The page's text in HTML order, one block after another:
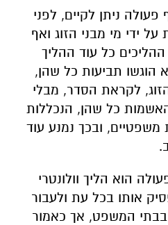
פעולה ניתן לקיים, לפני
ידי מי מבני הזוג ואף
כל עוד ההליך
הוגשו תביעות כל שהן,
לקראת הסדר, מבלי
כל שהן, הנכללות
ובכך נמנע עוד
הוא הליך וולונטרי
אותו בכל עת ולעבור
בבתי המשפט, אך כאמור